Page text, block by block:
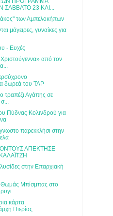
23 ΚΑΙ...
των Αμπελοκήπων
μάγειρες, γυναίκες για
- Ευχές
από τον
δωρεά του TAP
τραπέζι Αγάπης σε
Πύδνας Κολινδρού για
παρεκκλήσι στην
ΑΠΕΚΤΗΣΕ
στην Επαρχιακή
Θωμάς Μπίσμπας στο
κάρτα
Πιερίας